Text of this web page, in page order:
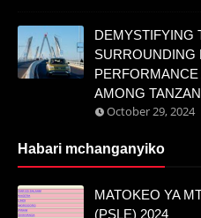
DEMYSTIFYING
SURROUNDING
AMONG
October 29, 2024
Habari mchanganyiko
MATOKEO YA
(PSLE) 2024